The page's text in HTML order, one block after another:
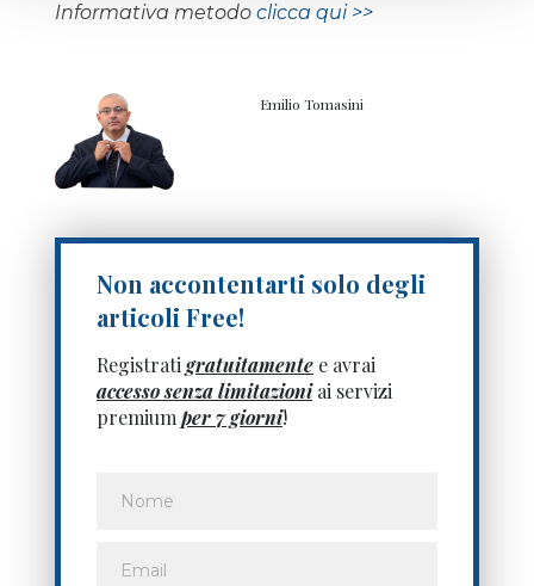
Informativa metodo clicca qui >>
Emilio Tomasini
Non accontentarti solo degli
articoli Free!
Registratigratuitamente e avrai
accesso senza limitazioniai servizi
premiumper 7 giorni!